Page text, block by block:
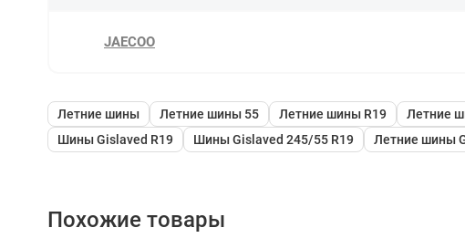
JAECOO
Летние шины Летние шины 55 Летние шины R19 Летние
Шины Gislaved R19
Шины Gislaved 245/55 R19 Летние шины
Похожие товары